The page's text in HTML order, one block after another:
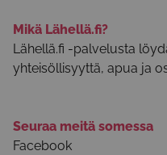
Mikä Lähellä.fi?
Lähellä.fi -palvelusta
yhteisöllisyyttä, apua ja
Seuraa meitä somessa
Facebook